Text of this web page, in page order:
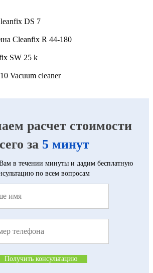
DS 7
Cleanfix R 44-180
SW 25 k
Vacuum cleaner
расчет стоимости
за 5 минут
в течении минуты и дадим бесплатную
по всем вопросам